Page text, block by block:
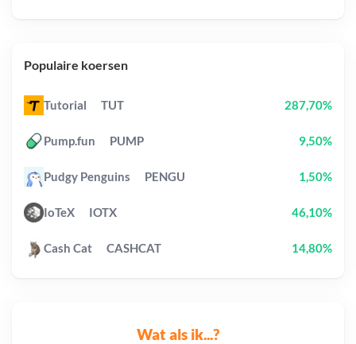
Wat als ik...?
Populaire koersen
Tutorial TUT 287,70%
Pump.fun PUMP 9,50%
Pudgy Penguins PENGU 1,50%
IoTeX IOTX 46,10%
Cash Cat CASHCAT 14,80%